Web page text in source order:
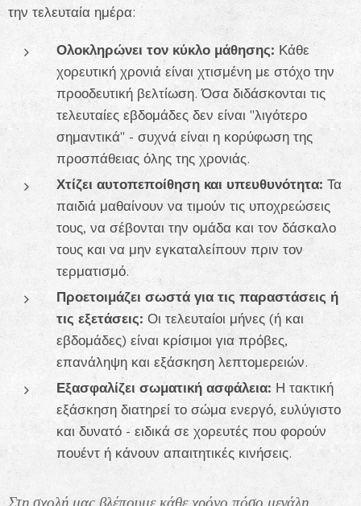
την τελευταία ημέρα:
Ολοκληρώνει τον κύκλο μάθησης: Κάθε
χορευτική χρονιά είναι χτισμένη με στόχο την
προοδευτική βελτίωση. Όσα διδάσκονται τις
τελευταίες εβδομάδες δεν είναι "λιγότερο
σημαντικά" - συχνά είναι η κορύφωση της
προσπάθειας όλης της χρονιάς.
Χτίζει αυτοπεποίθηση και υπευθυνότητα: Τα
παιδιά μαθαίνουν να τιμούν τις υποχρεώσεις
τους, να σέβονται την ομάδα και τον δάσκαλο
τους και να μην εγκαταλείπουν πριν τον
τερματισμό.
Προετοιμάζει σωστά για τις παραστάσεις ή
τις εξετάσεις:Οι τελευταίοι μήνες (ή και
εβδομάδες) είναι κρίσιμοι για πρόβες,
επανάληψη και εξάσκηση λεπτομερειών.
Εξασφαλίζει σωματική ασφάλεια: Η τακτική
εξάσκηση διατηρεί το σώμα ενεργό, ευλύγιστο
και δυνατό - ειδικά σε χορευτές που φορούν
πουέντ ή κάνουν απαιτητικές κινήσεις.
Στη σχολή μας βλέπουμε κάθε χρόνο πόσο μεγάλη